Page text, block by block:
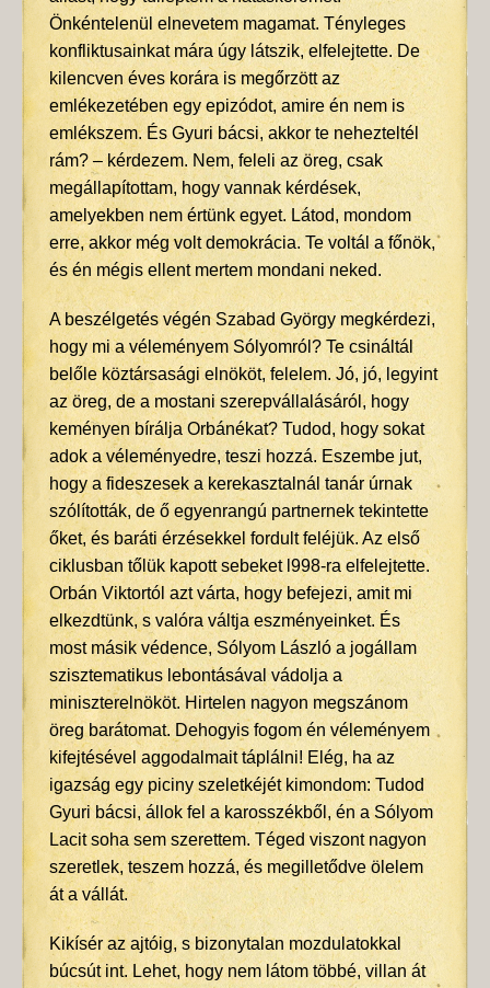
Önkéntelenül elnevetem magamat. Tényleges
konfliktusainkat mára úgy látszik, elfelejtette. De
kilencven éves korára is megőrzött az
emlékezetében egy epizódot, amire én nem is
emlékszem. És Gyuri bácsi, akkor te nehezteltél
rám? – kérdezem. Nem, feleli az öreg, csak
megállapítottam, hogy vannak kérdések,
amelyekben nem értünk egyet. Látod, mondom
erre, akkor még volt demokrácia. Te voltál a főnök,
és én mégis ellent mertem mondani neked.
A beszélgetés végén Szabad György megkérdezi,
hogy mi a véleményem Sólyomról? Te csináltál
belőle köztársasági elnököt, felelem. Jó, jó, legyint
az öreg, de a mostani szerepvállalásáról, hogy
keményen bírálja Orbánékat? Tudod, hogy sokat
adok a véleményedre, teszi hozzá. Eszembe jut,
hogy a fideszesek a kerekasztalnál tanár úrnak
szólították, de ő egyenrangú partnernek tekintette
őket, és baráti érzésekkel fordult feléjük. Az első
ciklusban tőlük kapott sebeket l998-ra elfelejtette.
Orbán Viktortól azt várta, hogy befejezi, amit mi
elkezdtünk, s valóra váltja eszményeinket. És
most másik védence, Sólyom László a jogállam
szisztematikus lebontásával vádolja a
miniszterelnököt. Hirtelen nagyon megszánom
öreg barátomat. Dehogyis fogom én véleményem
kifejtésével aggodalmait táplálni! Elég, ha az
igazság egy piciny szeletkéjét kimondom: Tudod
Gyuri bácsi, állok fel a karosszékből, én a Sólyom
Lacit soha sem szerettem. Téged viszont nagyon
szeretlek, teszem hozzá, és megilletődve ölelem
át a vállát.
Kikísér az ajtóig, s bizonytalan mozdulatokkal
búcsút int. Lehet, hogy nem látom többé, villan át